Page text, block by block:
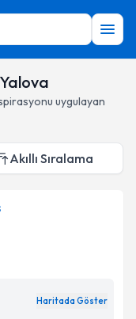
uygulayan
Akıllı Sıralama
Haritada Göster